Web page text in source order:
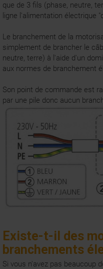
que de 3 fils (phase, neutre,
ligne l'alimentation électrique
Le branchement de la
simplement de brancher le
neutre, terre) à l'aide d'un
aux normes de branchement
Son point de commande est
par une pile donc aucun
Existe-t-il des
branchements
Si vous n'avez pas beaucoup